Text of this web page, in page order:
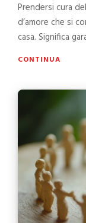
Prendersi cura
d’amore che si
casa. Significa
CONTINUA